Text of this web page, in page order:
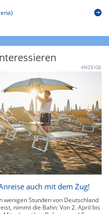
ANZEIGE
auch mit dem Zug!
wenigen Stunden von Deutschland
nimmt die Bahn: Von 2. April bis